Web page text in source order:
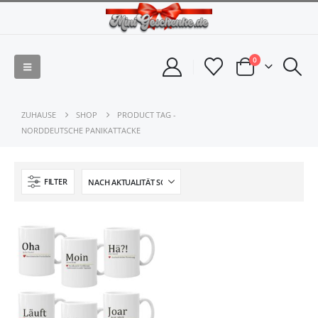
0
ZUHAUSE SHOP
PRODUCT TAG -
NORDDEUTSCHE PANIKATTACKE
FILTER